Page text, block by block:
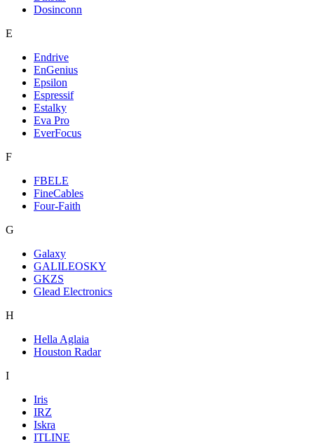
Dosinconn
E
Endrive
EnGenius
Epsilon
Espressif
Estalky
Eva Pro
EverFocus
F
FBELE
FineCables
Four-Faith
G
Galaxy
GALILEOSKY
GKZS
Glead Electronics
H
Hella Aglaia
Houston Radar
I
Iris
IRZ
Iskra
ITLINE